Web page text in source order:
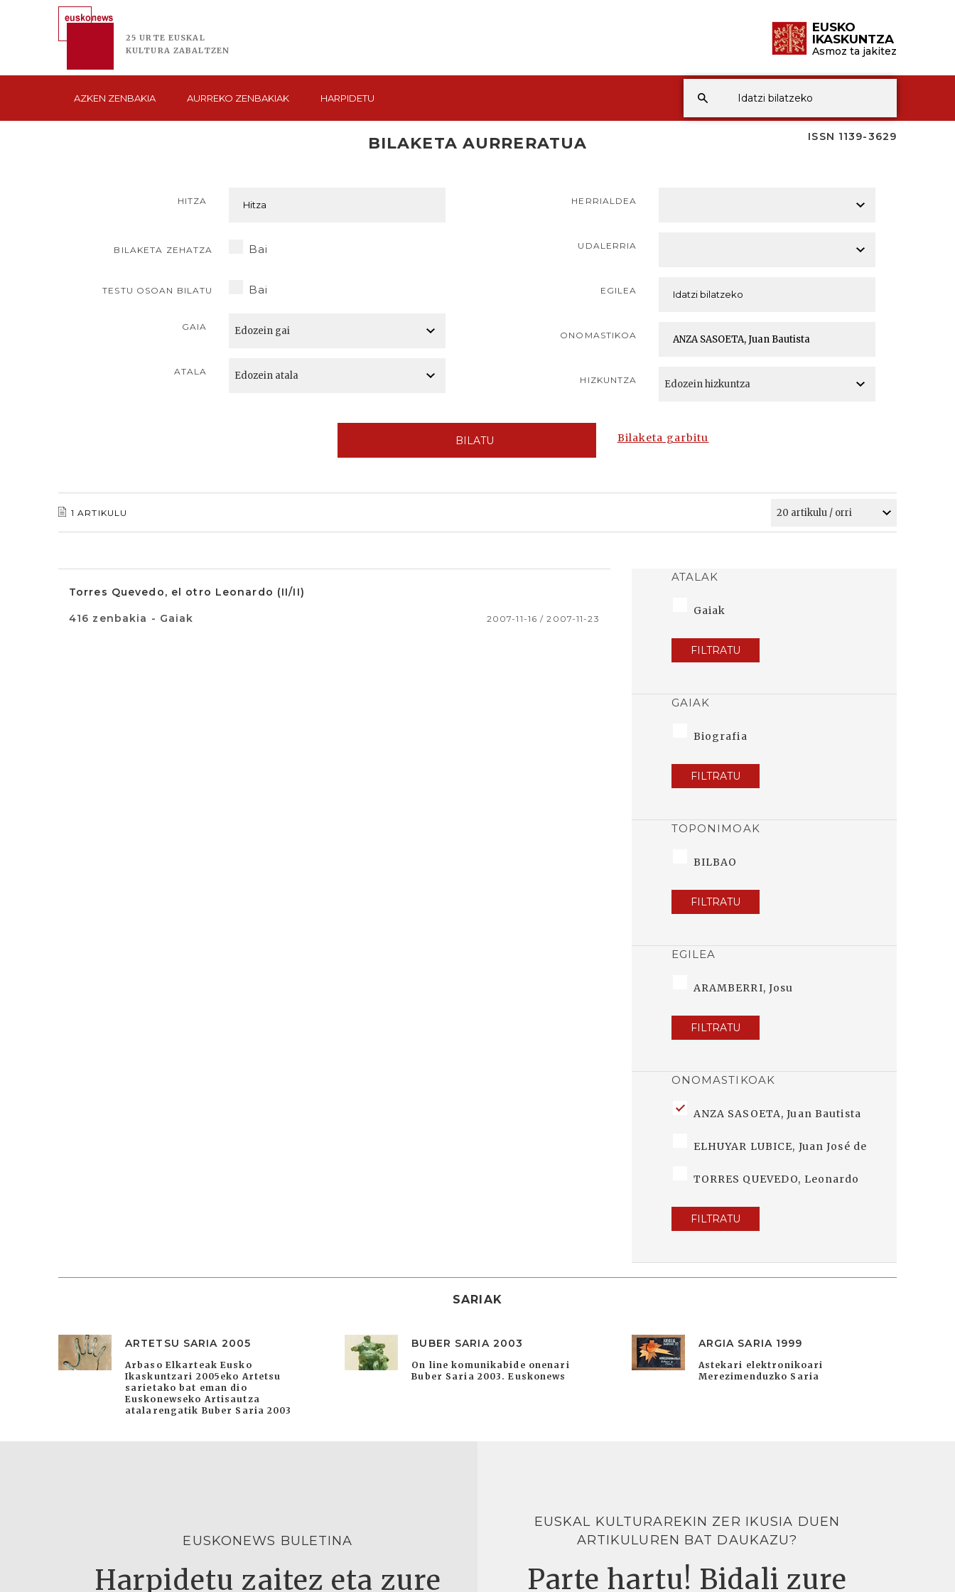
25 URTE EUSKAL
KULTURA ZABALTZEN
EUSKO
IKASKUNTZA
Asmoz ta jakitez
AZKEN ZENBAKIA AURREKO ZENBAKIAK HARPIDETU
ISSN 1139-3629
BILAKETA AURRERATUA
HITZA
BILAKETA ZEHATZA Bai
TESTU OSOAN BILATU Bai
GAIA
ATALA
HERRIALDEA
UDALERRIA
EGILEA
ONOMASTIKOA
HIZKUNTZA
BILATU Bilaketa garbitu
1 ARTIKULU
Torres Quevedo, el otro Leonardo (II/II)
416 zenbakia - Gaiak 2007-11-16 / 2007-11-23
ATALAK
Gaiak
FILTRATU
GAIAK
Biografia
FILTRATU
TOPONIMOAK
BILBAO
FILTRATU
EGILEA
ARAMBERRI, Josu
FILTRATU
ONOMASTIKOAK
ANZA SASOETA, Juan Bautista
ELHUYAR LUBICE, Juan José de
TORRES QUEVEDO, Leonardo
FILTRATU
SARIAK
ARTETSU SARIA 2005
Arbaso Elkarteak Eusko
Ikaskuntzari 2005eko Artetsu
sarietako bat eman dio
Euskonewseko Artisautza
atalarengatik Buber Saria 2003
BUBER SARIA 2003
On line komunikabide onenari
Buber Saria 2003. Euskonews
ARGIA SARIA 1999
Astekari elektronikoari
Merezimenduzko Saria
EUSKONEWS BULETINA
Harpidetu zaitez eta zure
EUSKAL KULTURAREKIN ZER IKUSIA DUEN
ARTIKULUREN BAT DAUKAZU?
Parte hartu! Bidali zure